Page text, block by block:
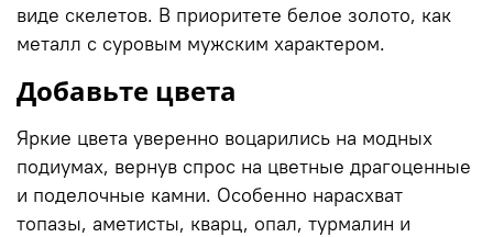
виде скелетов. В приоритете белое золото, как
металл с суровым мужским характером.
Добавьте цвета
Яркие цвета уверенно воцарились на модных
подиумах, вернув спрос на цветные драгоценные
и поделочные камни. Особенно нарасхват
топазы, аметисты, кварц, опал, турмалин и